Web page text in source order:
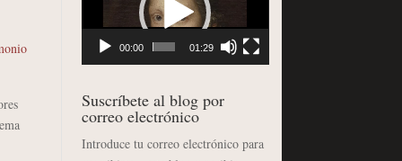
00:00 01:29
Suscríbete al blog por
correo electrónico
Introduce tu correo electrónico para